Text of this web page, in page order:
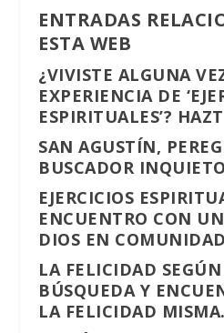
ENTRADAS
ESTA WEB
¿VIVISTE ALGUNA
EXPERIENCIA DE
ESPIRITUALES’?
SAN AGUSTÍN,
BUSCADOR
EJERCICIOS
ENCUENTRO CON
DIOS EN
LA FELICIDAD
BÚSQUEDA Y
LA FELICIDAD MISMA.